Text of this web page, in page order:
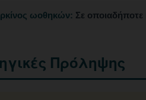
ωοθηκών: Σε οποιαδήποτε
Πρόληψης